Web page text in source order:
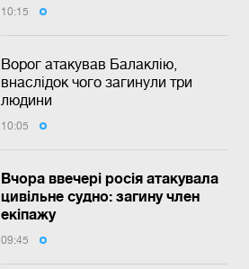
10:15
Ворог атакував Балаклію,
внаслідок чого загинули три
людини
10:05
Вчора ввечері росія атакувала
цивільне судно: загину член
екіпажу
09:45